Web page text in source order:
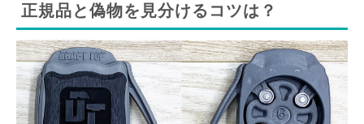
正規品と偽物を見分けるコツは？